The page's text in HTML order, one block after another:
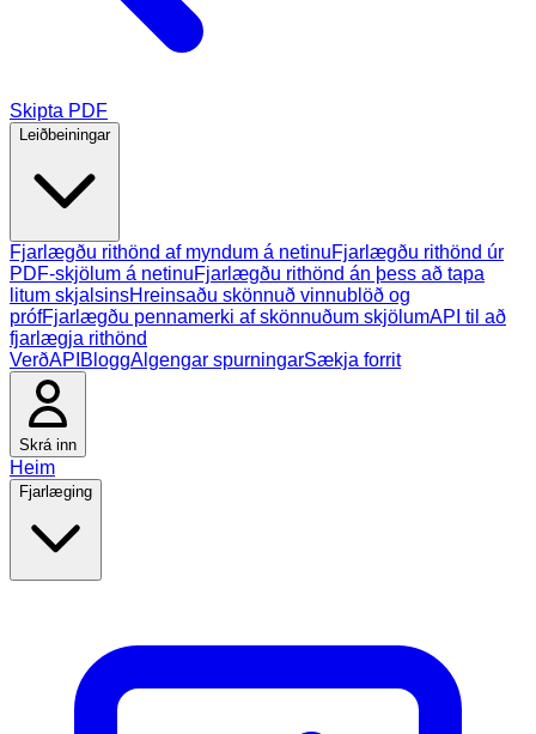
Skipta PDF
Leiðbeiningar
Fjarlægðu rithönd af myndum á netinuFjarlægðu rithönd úr
PDF-skjölum á netinuFjarlægðu rithönd án þess að tapa
litum skjalsinsHreinsaðu skönnuð vinnublöð og
prófFjarlægðu pennamerki af skönnuðum skjölumAPI til að
fjarlægja rithönd
VerðAPI BloggAlgengar spurningarSækja forrit
Skrá inn
Heim
Fjarlæging